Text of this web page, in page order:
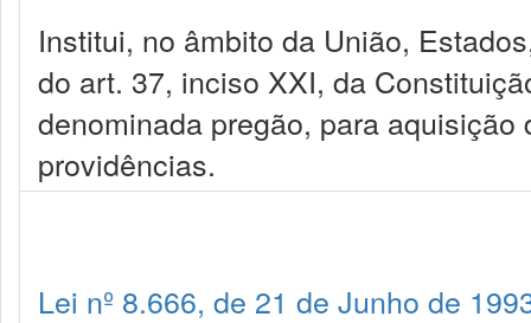
Institui, no âmbito da União,
do art. 37, inciso XXI, da
denominada pregão, para
providências.
Lei nº 8.666, de 21 de Junho de